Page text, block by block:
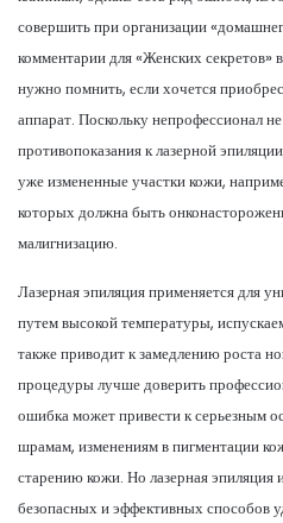
совершить при организации
комментарии для «Женских секретов»
нужно помнить, если хочется
аппарат. Поскольку непрофессионал
противопоказания к лазерной
уже измененные участки кожи,
которых должна быть
малигнизацию.
Лазерная эпиляция применяется для
путем высокой температуры,
также приводит к замедлению роста
процедуры лучше доверить
ошибка может привести к серьезным
шрамам, изменениям в пигментации
старению кожи. Но лазерная эпиляция
безопасных и эффективных способов